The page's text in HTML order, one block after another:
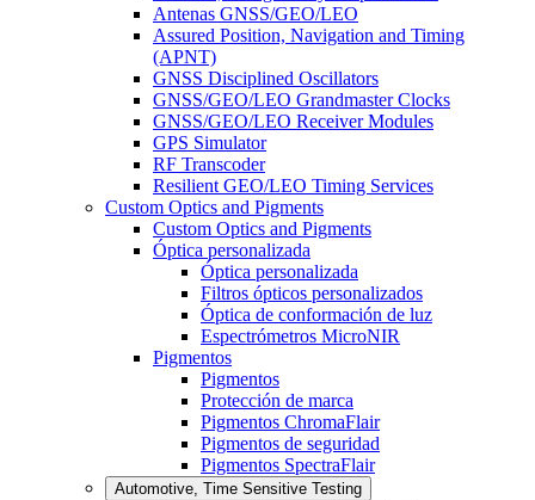
Antenas GNSS/GEO/LEO
Assured Position, Navigation and Timing
(APNT)
GNSS Disciplined Oscillators
GNSS/GEO/LEO Grandmaster Clocks
GNSS/GEO/LEO Receiver Modules
GPS Simulator
RF Transcoder
Resilient GEO/LEO Timing Services
Custom Optics and Pigments
Custom Optics and Pigments
Óptica personalizada
Óptica personalizada
Filtros ópticos personalizados
Óptica de conformación de luz
Espectrómetros MicroNIR
Pigmentos
Pigmentos
Protección de marca
Pigmentos ChromaFlair
Pigmentos de seguridad
Pigmentos SpectraFlair
Automotive, Time Sensitive Testing